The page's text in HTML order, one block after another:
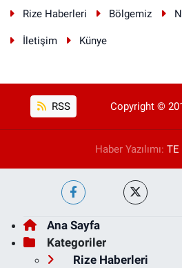
Rize Haberleri Bölgemiz
İletişim Künye
RSS Copyright ©
Haber Yazılımı:
Ana Sayfa
Kategoriler
Rize Haberleri